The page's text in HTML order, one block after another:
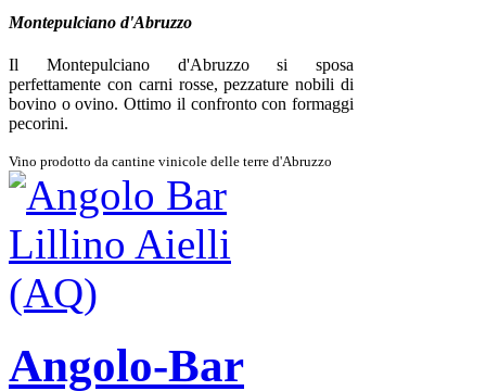
Montepulciano d'Abruzzo
Il Montepulciano d'Abruzzo si sposa
perfettamente con carni rosse, pezzature nobili di
bovino o ovino. Ottimo il confronto con formaggi
pecorini.
Vino prodotto da cantine vinicole delle terre d'Abruzzo
Angolo-Bar